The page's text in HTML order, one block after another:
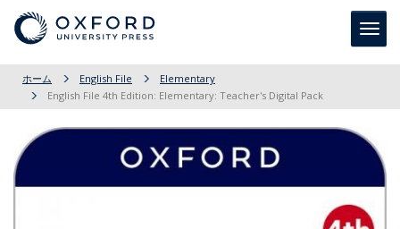
ホーム English File
Elementary
English File 4th Edition: Elementary: Teacher's Digital Pack